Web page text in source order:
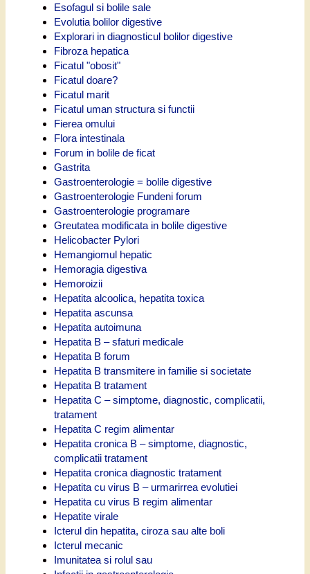
Esofagul si bolile sale
Evolutia bolilor digestive
Explorari in diagnosticul bolilor digestive
Fibroza hepatica
Ficatul "obosit"
Ficatul doare?
Ficatul marit
Ficatul uman structura si functii
Fierea omului
Flora intestinala
Forum in bolile de ficat
Gastrita
Gastroenterologie = bolile digestive
Gastroenterologie Fundeni forum
Gastroenterologie programare
Greutatea modificata in bolile digestive
Helicobacter Pylori
Hemangiomul hepatic
Hemoragia digestiva
Hemoroizii
Hepatita alcoolica, hepatita toxica
Hepatita ascunsa
Hepatita autoimuna
Hepatita B – sfaturi medicale
Hepatita B forum
Hepatita B transmitere in familie si societate
Hepatita B tratament
Hepatita C – simptome, diagnostic, complicatii,
tratament
Hepatita C regim alimentar
Hepatita cronica B – simptome, diagnostic,
complicatii tratament
Hepatita cronica diagnostic tratament
Hepatita cu virus B – urmarirrea evolutiei
Hepatita cu virus B regim alimentar
Hepatite virale
Icterul din hepatita, ciroza sau alte boli
Icterul mecanic
Imunitatea si rolul sau